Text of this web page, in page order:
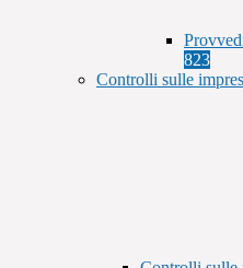
823
Controlli sulle